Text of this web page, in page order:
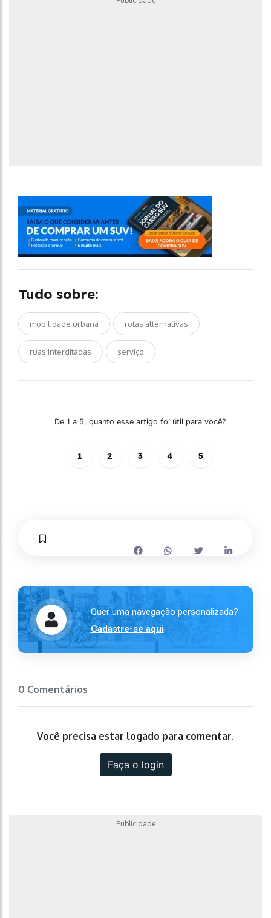
Tudo sobre:
mobilidade urbana rotas alternativas
ruas interditadas serviço
De 1 a 5, quanto esse artigo foi útil para você?
1 2 3 4 5
Quer uma navegação personalizada?
Cadastre-se aqui
0 Comentários
Você precisa estar logado para comentar.
Faça o login
Publicidade